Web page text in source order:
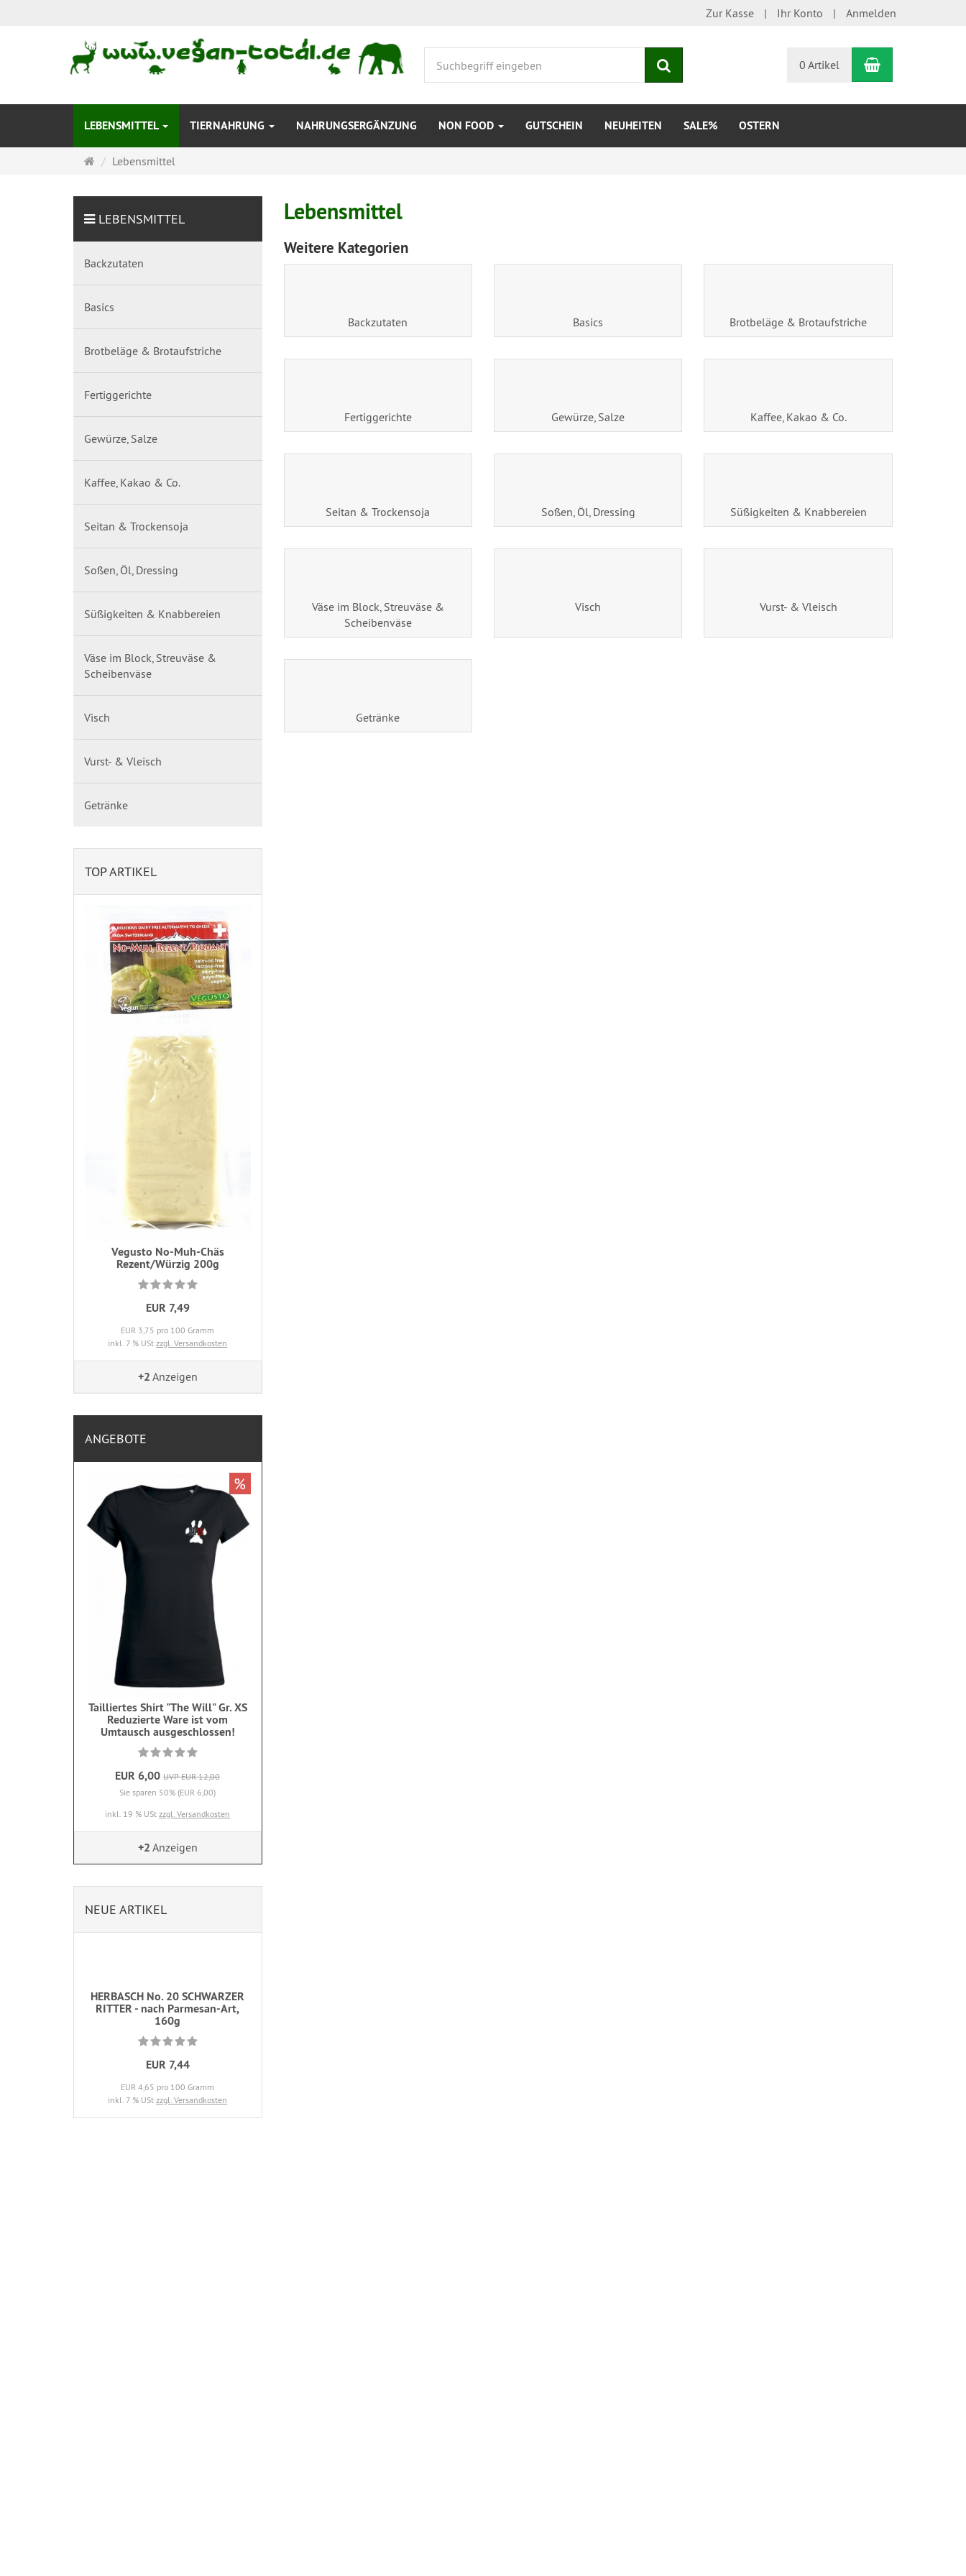
Zur Kasse Ihr Konto Anmelden
0 Artikel Warenkorb
LEBENSMITTEL TIERNAHRUNG NAHRUNGSERGÄNZUNG NON FOOD GUTSCHEIN NEUHEITEN SALE% OSTERN
Startseite
Lebensmittel
Lebensmittel
Weitere Kategorien
Backzutaten Basics Brotbeläge & Brotaufstriche
Fertiggerichte Gewürze, Salze Kaffee, Kakao & Co.
Seitan & Trockensoja Soßen, Öl, Dressing Süßigkeiten & Knabbereien
Väse im Block, Streuväse &
Scheibenväse
Visch Vurst- & Vleisch
Getränke
LEBENSMITTEL
Backzutaten
Basics
Brotbeläge & Brotaufstriche
Fertiggerichte
Gewürze, Salze
Kaffee, Kakao & Co.
Seitan & Trockensoja
Soßen, Öl, Dressing
Süßigkeiten & Knabbereien
Väse im Block, Streuväse &
Scheibenväse
Visch
Vurst- & Vleisch
Getränke
TOP ARTIKEL
Vegusto No-Muh-Chäs
Rezent/Würzig 200g
EUR 7,49
EUR 3,75 pro 100 Gramm
inkl. 7 % UStzzgl. Versandkosten
+2 Anzeigen
ANGEBOTE
Tailliertes Shirt "The Will" Gr. XS
Reduzierte Ware ist vom
Umtausch ausgeschlossen!
EUR 6,00 UVP EUR 12,00
Sie sparen 50% (EUR 6,00)
inkl. 19 % UStzzgl. Versandkosten
%
+2 Anzeigen
NEUE ARTIKEL
HERBASCH No. 20 SCHWARZER
RITTER - nach Parmesan-Art,
160g
EUR 7,44
EUR 4,65 pro 100 Gramm
inkl. 7 % UStzzgl. Versandkosten